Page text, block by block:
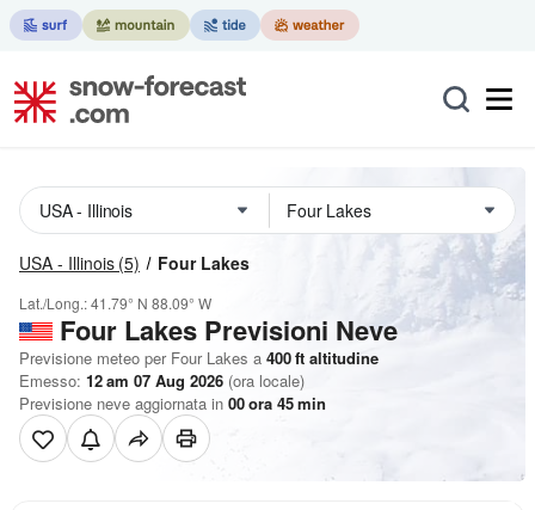
USA - Illinois (5) Four Lakes
Lat./Long.:41.79° N 88.09° W
Four Lakes Previsioni Neve
Previsione meteo per Four Lakes a 400ft altitudine
Emesso: 12 am 07 Aug 2026 (ora locale)
Previsione neve aggiornata in 00ora 45min